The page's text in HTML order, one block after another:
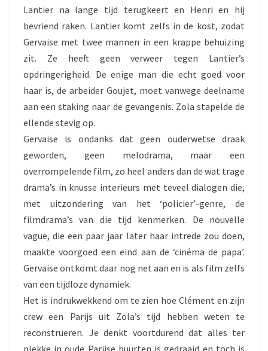
Lantier na lange tijd terugkeert en Henri en hij
bevriend raken. Lantier komt zelfs in de kost, zodat
Gervaise met twee mannen in een krappe behuizing
zit. Ze heeft geen verweer tegen Lantier’s
opdringerigheid. De enige man die echt goed voor
haar is, de arbeider Goujet, moet vanwege deelname
aan een staking naar de gevangenis. Zola stapelde de
ellende stevig op.
Gervaise is ondanks dat geen ouderwetse draak
geworden, geen melodrama, maar een
overrompelende film, zo heel anders dan de wat trage
drama’s in knusse interieurs met teveel dialogen die,
met uitzondering van het ‘policier’-genre, de
filmdrama’s van die tijd kenmerken. De nouvelle
vague, die een paar jaar later haar intrede zou doen,
maakte voorgoed een eind aan de ‘cinéma de papa’.
Gervaise ontkomt daar nog net aan en is als film zelfs
van een tijdloze dynamiek.
Het is indrukwekkend om te zien hoe Clément en zijn
crew een Parijs uit Zola’s tijd hebben weten te
reconstrueren. Je denkt voortdurend dat alles ter
plekke in oude Parijse buurten is gedraaid en toch is